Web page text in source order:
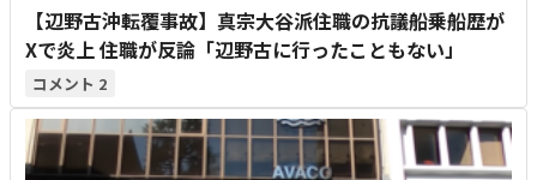
【辺野古沖転覆事故】真宗大谷派住職の抗議船乗船歴が
Xで炎上 住職が反論「辺野古に行ったこともない」
2